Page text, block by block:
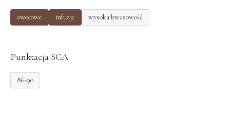
owocowe infuzje wysoka kwasowość
Punktacja SCA
86-90